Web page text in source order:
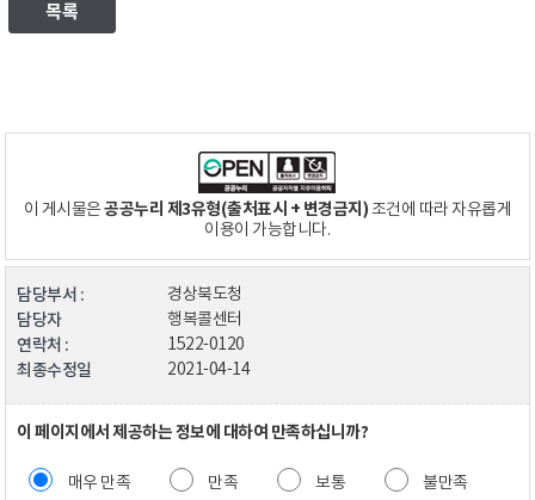
목록
이 게시물은공공누리 제3유형(출처표시 + 변경금지)조건에 따라 자유롭게
이용이 가능합니다.
담당부서 : 경상북도청
담당자 행복콜센터
연락처 : 1522-0120
최종수정일 2021-04-14
이 페이지에서 제공하는 정보에 대하여 만족하십니까?
매우 만족 만족 보통 불만족